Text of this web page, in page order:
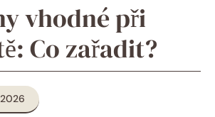
vhodné při
Co zařadit?